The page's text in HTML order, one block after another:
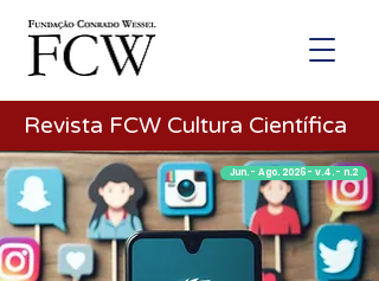
Revista FCW Cultura Científica
Jun. - Ago. 2026 - v.4. - n.2